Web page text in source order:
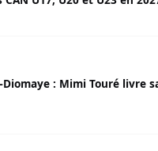
: Mimi Touré livre